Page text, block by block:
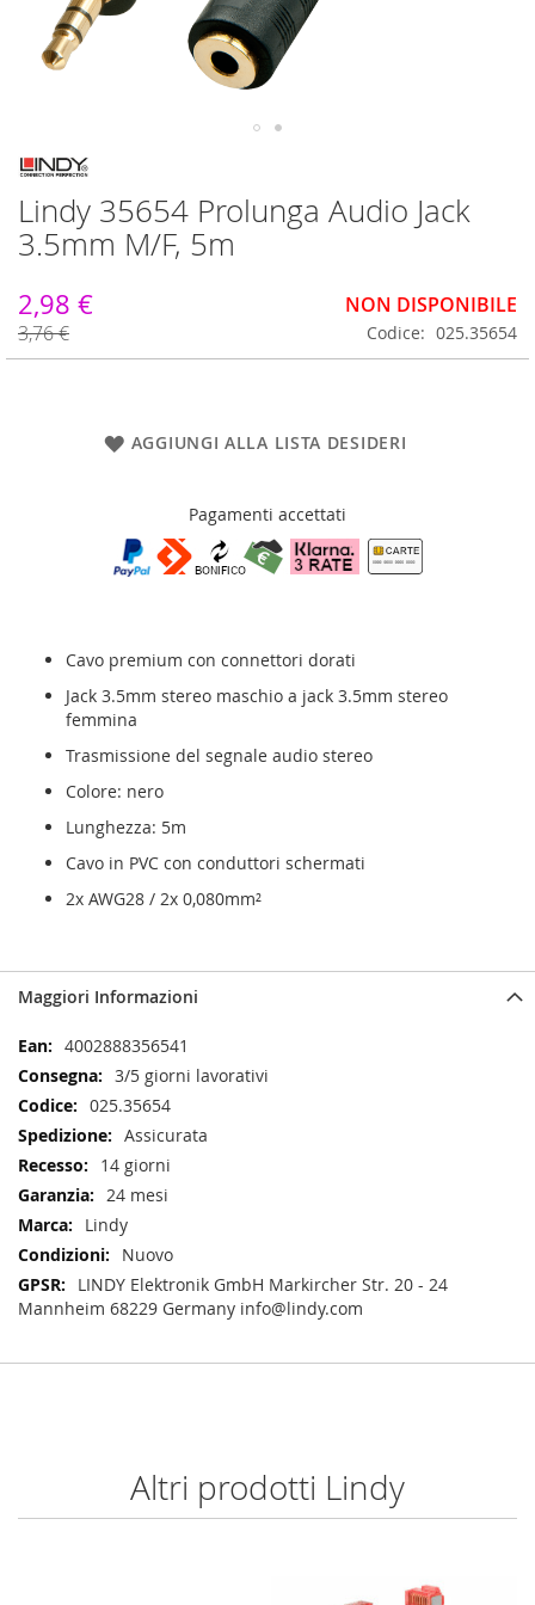
Vai
all'inizio
della
galleria
di
Lindy 35654 Prolunga Audio Jack
3.5mm M/F, 5m
2,98 €
3,76 €
NON DISPONIBILE
Codice 025.35654
AGGIUNGI ALLA LISTA DESIDERI
Pagamenti accettati
Cavo premium con connettori dorati
Jack 3.5mm stereo maschio a jack 3.5mm stereo
femmina
Trasmissione del segnale audio stereo
Colore: nero
Lunghezza: 5m
Cavo in PVC con conduttori schermati
2x AWG28 / 2x 0,080mm²
Maggiori Informazioni
Maggiori
Informazioni
4002888356541
3/5 giorni lavorativi
025.35654
Assicurata
14 giorni
24 mesi
Lindy
Nuovo
LINDY Elektronik GmbH Markircher Str. 20 - 24
Mannheim 68229 Germany info@lindy.com
Altri prodotti Lindy